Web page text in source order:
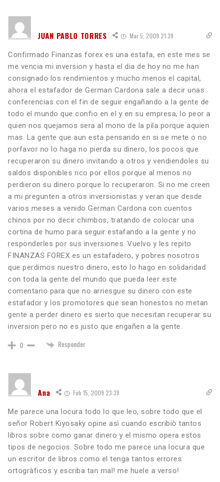
JUAN PABLO TORRES Mar 5, 2009 21:39
Confirmado Finanzas forex es una estafa, en este mes se
me vencia mi inversion y hasta el dia de hoy no me han
consignado los rendimientos y mucho menos el capital,
ahora el estafador de German Cardona sale a decir unas
conferencias con el fin de seguir engañando a la gente de
todo el mundo que confio en el y en su empresa, lo peor a
quien nos quejamos sera al mono de la pila porque aquien
mas. La gente que aun esta pensando en si se mete o no
porfavor no lo haga no pierda su dinero, los pocos que
recuperaron su dinero invitando a otros y vendiendoles su
saldos disponibles rico por ellos porque al menos no
perdieron su dinero porque lo recuperaron. Si no me creen
a mi pregunten a otros inversionistas y veran que desde
varios meses a venido German Cardona con cuentos
chinos por no decir chimbos, tratando de colocar una
cortina de humo para seguir estafando a la gente y no
responderles por sus inversiones. Vuelvo y les repito
FINANZAS FOREX es un estafadero, y pobres nosotros
que perdimos nuestro dinero, esto lo hago en solidaridad
con toda la gente del mundo que pueda leer este
comentario para que no arriesgue su dinero con este
estafador y los promotores que sean honestos no metan
gente a perder dinero es sierto que necesitan recuperar su
inversion pero no es justo que engañen a la gente.
0 Responder
Ana Feb 15, 2009 23:39
Me parece una locura todo lo que leo, sobre todo que el
señor Robert Kiyosaky opine asì cuando escribiò tantos
libros sobre como ganar dinero y el mismo opera estos
tipos de negocios. Sobre todo me parece una locura que
un escritor de libros como el tenga tantos errores
ortogràficos y escriba tan mal! me huele a verso!